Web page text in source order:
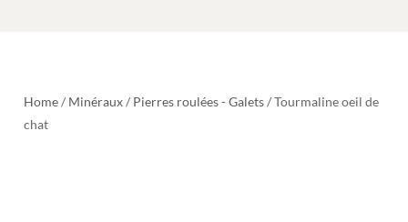
Home/ Minéraux/ Pierres roulées - Galets/ Tourmaline oeil de
chat